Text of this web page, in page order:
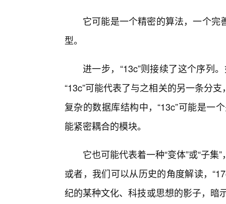
它可能是一个精密的算法，一个
型。
进一步，“13c”则接续了这个序列
“13c”可能代表了与之相关的另一条分
复杂的数据库结构中，“13c”可能是一
能紧密耦合的模块。
它也可能代表着一种“变体”或“子
或者，我们可以从历史的角度解读，
纪的某种文化、科技或思想的影子，暗